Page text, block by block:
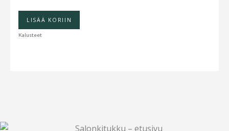
LISÄÄ KORIIN
Kalusteet